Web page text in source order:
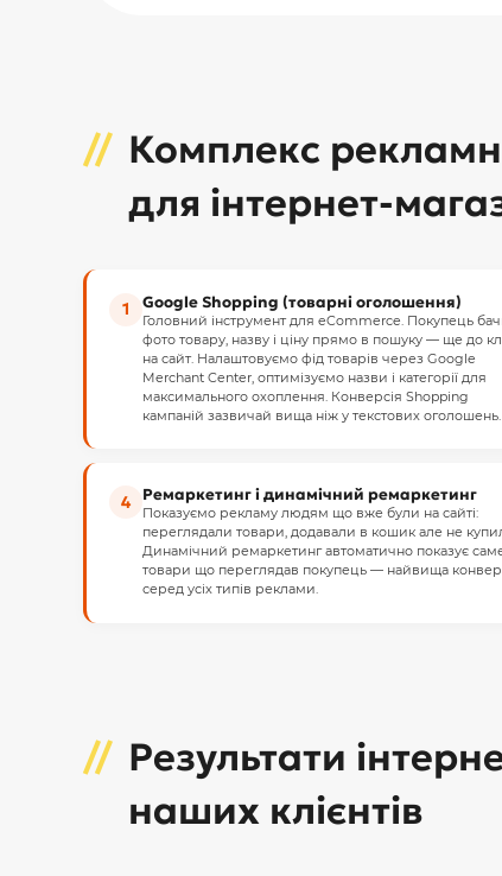
Комплекс
для інтернет-
1 Google Shopping (товарні оголошення)
Головний інструмент для eCommerce. Покупець
фото товару, назву і ціну прямо в пошуку — ще до
на сайт. Налаштовуємо фід товарів через Google
Merchant Center, оптимізуємо назви і категорії для
максимального охоплення. Конверсія Shopping
кампаній зазвичай вища ніж у текстових оголошень.
4 Ремаркетинг і динамічний ремаркетинг
Показуємо рекламу людям що вже були на сайті:
переглядали товари, додавали в кошик але не
Динамічний ремаркетинг автоматично показує саме
товари що переглядав покупець — найвища
серед усіх типів реклами.
Результати
наших клієнтів